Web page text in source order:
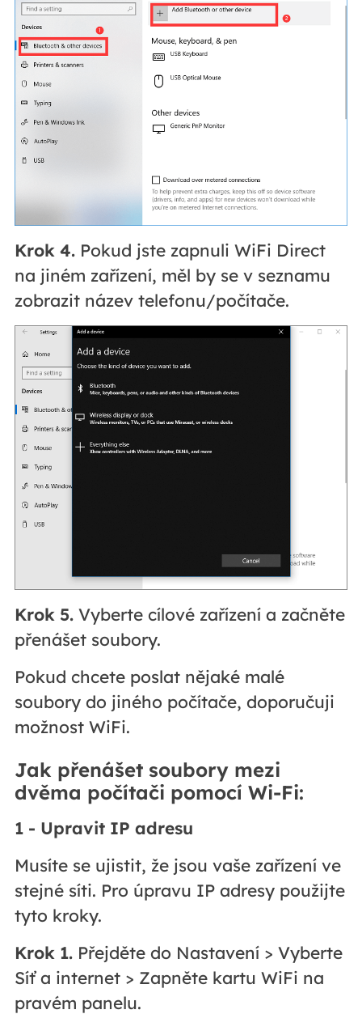
Krok 4.Pokud jste zapnuli WiFi Direct
na jiném zařízení, měl by se v seznamu
zobrazit název telefonu/počítače.
Krok 5.Vyberte cílové zařízení a začněte
přenášet soubory.
Pokud chcete poslat nějaké malé
soubory do jiného počítače, doporučuji
možnost WiFi.
Jak přenášet soubory mezi
dvěma počítači pomocí Wi-Fi:
1 - Upravit IP adresu
Musíte se ujistit, že jsou vaše zařízení ve
stejné síti. Pro úpravu IP adresy použijte
tyto kroky.
Krok 1.Přejděte do Nastavení > Vyberte
Síť a internet > Zapněte kartu WiFi na
pravém panelu.